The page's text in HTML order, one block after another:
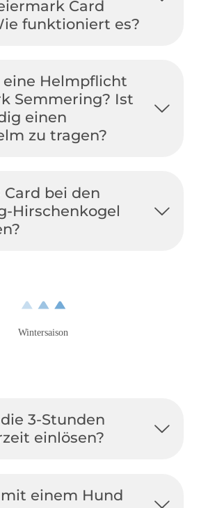
Card
funktioniert es?
eine Helmpflicht
Semmering? Ist
einen
zu tragen?
Card bei den
Hirschenkogel
Wintersaison
3-Stunden
einlösen?
einem Hund